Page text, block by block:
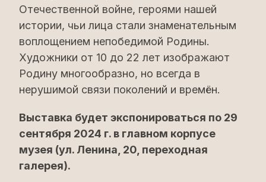
Отечественной войне, героями нашей
истории, чьи лица стали знаменательным
воплощением непобедимой Родины.
Художники от 10 до 22 лет изображают
Родину многообразно, но всегда в
нерушимой связи поколений и времён.
Выставка будет экспонироваться по 29
сентября 2024 г. в главном корпусе
музея (ул. Ленина, 20, переходная
галерея).